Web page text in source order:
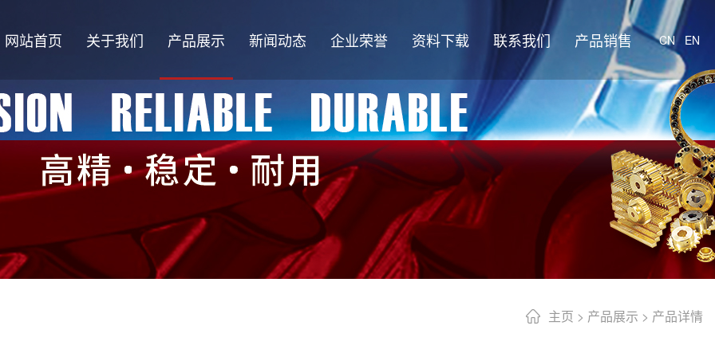
网站首页 关于我们 产品展示 新闻动态 企业荣誉 资料下载 联系我们 产品销售 CN EN
主页 > 产品展示 > 产品详情